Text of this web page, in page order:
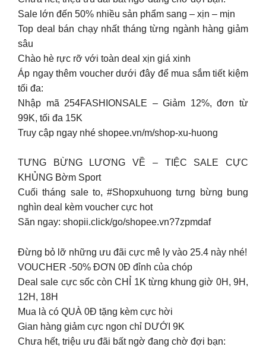
Sale lớn đến 50% nhiều sản phẩm sang – xịn – mịn
Top deal bán chạy nhất tháng từng ngành hàng giảm
sâu
Chào hè rực rỡ với toàn deal xịn giá xinh
Áp ngay thêm voucher dưới đây để mua sắm tiết kiệm
tối đa:
Nhập mã 254FASHIONSALE – Giảm 12%, đơn từ
99K, tối đa 15K
Truy cập ngay nhé shopee.vn/m/shop-xu-huong
TƯNG BỪNG LƯƠNG VỀ – TIỆC SALE CỰC
KHỦNG Bờm Sport
Cuối tháng sale to, #Shopxuhuong tưng bừng bung
nghìn deal kèm voucher cực hot
Săn ngay: shopii.click/go/shopee.vn?7zpmdaf
Đừng bỏ lỡ những ưu đãi cực mê ly vào 25.4 này nhé!
VOUCHER -50% ĐƠN 0Đ đỉnh của chóp
Deal sale cực sốc còn CHỈ 1K từng khung giờ 0H, 9H,
12H, 18H
Mua là có QUÀ 0Đ tặng kèm cực hời
Gian hàng giảm cực ngon chỉ DƯỚI 9K
Chưa hết, triệu ưu đãi bất ngờ đang chờ đợi bạn: